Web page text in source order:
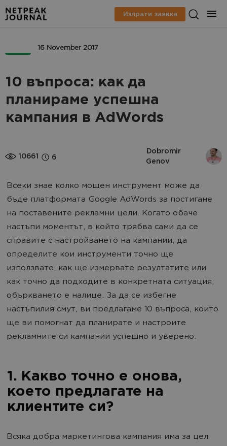
Изпрати заявка
16 November 2017
10 въпроса: как да
планираме успешна
кампания в AdWords
10661 6
Dobromir
Genov
Всеки знае колко мощен инструмент може да
бъде платформата Google AdWords за постигане
на поставените рекламни цели. Когато обаче
настъпи моментът, в който трябва сами да се
справите с настройването на кампании, да
определите кои инструменти точно ще
използвате, как ще измервате резултатите или
как точно да подходите в конкретната ситуация,
объркването е налице. За да се избегне
настъпилия смут, ви предлагаме 10 въпроса, които
ще ви помогнат да планирате и настроите
рекламните си кампании успешно и уверено.
1. Какво точно е онова,
което предлагате на
клиентите си?
Всяка добра маркетингова кампания има за цел